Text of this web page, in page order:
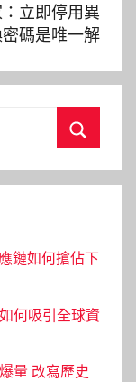
立即停用異
碼是唯一解
鏈如何搶佔下
何吸引全球資
量 改寫歷史